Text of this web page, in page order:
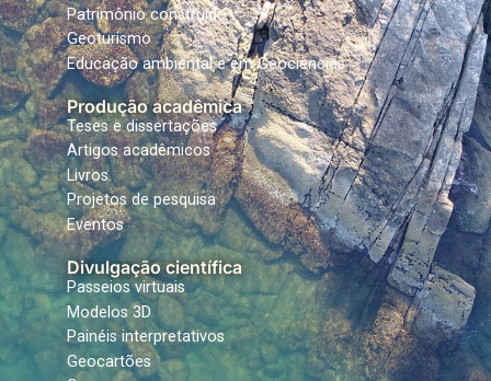
Patrimônio construído
Geoturismo
Educação ambiental e em Geociências
Produção acadêmica
Teses e dissertações
Artigos acadêmicos
Livros
Projetos de pesquisa
Eventos
Divulgação científica
Passeios virtuais
Modelos 3D
Painéis interpretativos
Geocartões